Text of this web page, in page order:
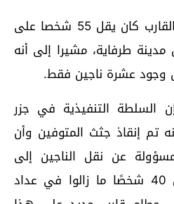
وأوضح المصدر ذاته، أن القارب كان يقل 55 شخصا على
طرفاية، مشيرا إلى أنه
وجود عشرة ناجين فقط.
السلطة التنفيذية في جزر
تم إنقاذ جثث المتوفين وأن
مسؤولة عن نقل الناجين إلى
طرفاية، وقال” “أكثر من 40 شخصًا ما زالوا في عداد